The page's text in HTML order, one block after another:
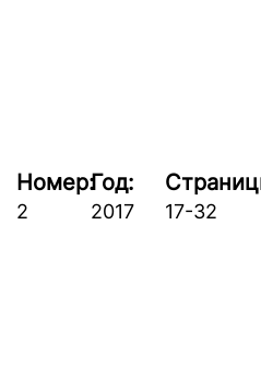
Номер:
2
Год:
2017 17-32